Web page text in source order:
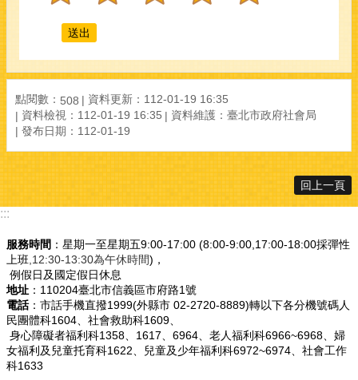
點閱數： 508
資料更新：112-01-19 16:35
資料檢視：112-01-19 16:35
資料維護：臺北市政府社會局
發布日期：112-01-19
回上一頁
:::
服務時間 ：星期一至星期五9:00-17:00 (8:00-9:00,17:00-18:00採彈性
上班,12:30-13:30為午休時間)，
例假日及國定假日休息
地址 ：110204臺北市信義區市府路1號
電話：市話手機直撥1999(外縣市 02-2720-8889)轉以下各分機號碼人
民團體科1604、社會救助科1609、
身心障礙者福利科1358、1617、6964、老人福利科6966~6968、婦
女福利及兒童托育科1622、兒童及少年福利科6972~6974、社會工作
科1633